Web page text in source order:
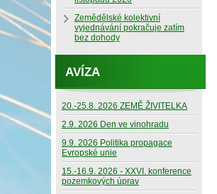
Zemědělské kolektivní
vyjednávání pokračuje zatím
bez dohody
AVÍZA
20.-25.8. 2026 ZEMĚ ŽIVITELKA
2.9. 2026 Den ve vinohradu
9.9. 2026 Politika propagace
Evropské unie
15.-16.9. 2026 - XXVI. konference
pozemkových úprav